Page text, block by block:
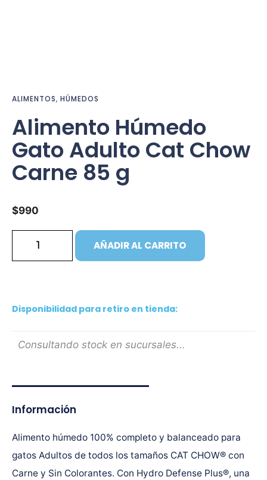
ALIMENTOS, HÚMEDOS
Alimento Húmedo
Gato Adulto Cat Chow
Carne 85 g
$990
AÑADIR AL CARRITO
Disponibilidad para retiro en tienda:
Consultando stock en sucursales...
Información
Alimento húmedo 100% completo y balanceado para
gatos Adultos de todos los tamaños CAT CHOW® con
Carne y Sin Colorantes. Con Hydro Defense Plus®, una